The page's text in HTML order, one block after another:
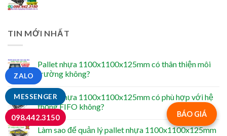
TIN MỚI NHẤT
Pallet nhựa 1100x1100x125mm có thân thiện môi
trường không?
Pallet nhựa 1100x1100x125mm có phù hợp với hệ
thống FIFO không?
Làm sao để quản lý pallet nhựa 1100x1100x125mm
BÁO GIÁ
MESSENGER
ZALO
098.442.3150